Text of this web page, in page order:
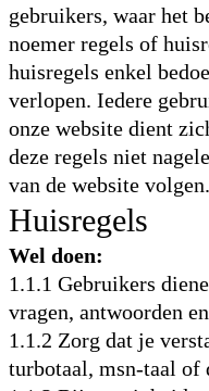
gebruikers, waar het
noemer regels of
huisregels enkel
verlopen. Iedere
onze website dient
deze regels niet
van de website volgen.
Huisregels
Wel doen:
1.1.1 Gebruikers
vragen, antwoorden
1.1.2 Zorg dat je
turbotaal, msn-taal of